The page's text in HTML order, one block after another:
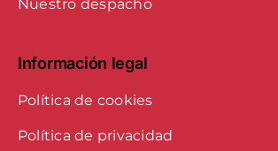
Nuestro despacho
Información legal
Política de cookies
Política de privacidad